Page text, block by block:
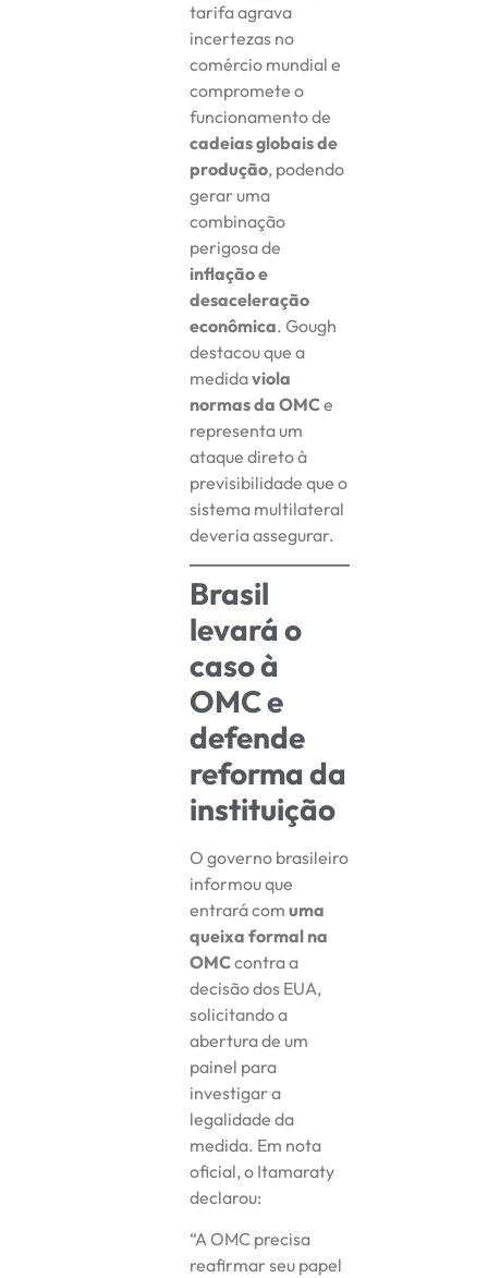
tarifa agrava
incertezas no
comércio mundial e
compromete o
funcionamento de
cadeias globais de
produção, podendo
gerar uma
combinação
perigosa de
inflação e
desaceleração
econômica. Gough
destacou que a
medidaviola
normas da OMCe
representa um
ataque direto à
previsibilidade que o
sistema multilateral
deveria assegurar.
Brasil
levará o
caso à
OMC e
defende
reforma da
instituição
O governo brasileiro
informou que
entrará comuma
queixa formal na
OMCcontra a
decisão dos EUA,
solicitando a
abertura de um
painel para
investigar a
legalidade da
medida. Em nota
oficial, o Itamaraty
declarou:
“A OMC precisa
reafirmar seu papel